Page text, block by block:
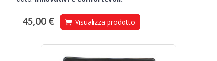
45,00 € Visualizza prodotto